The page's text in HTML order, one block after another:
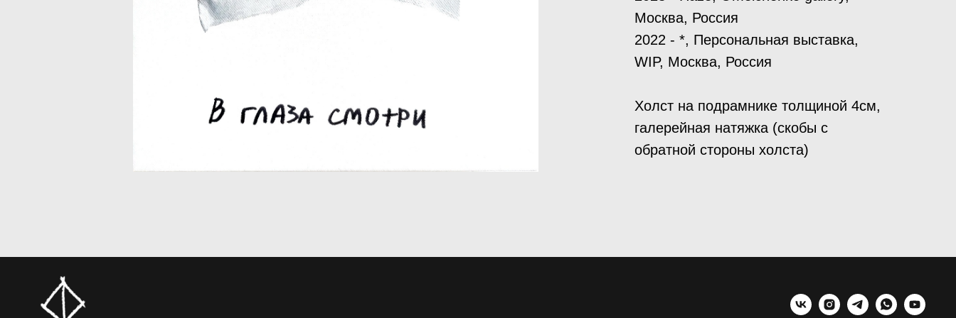
Москва, Россия
2022 - *, Персональная выставка,
WIP, Москва, Россия
Холст на подрамнике толщиной 4см,
галерейная натяжка (скобы с
обратной стороны холста)